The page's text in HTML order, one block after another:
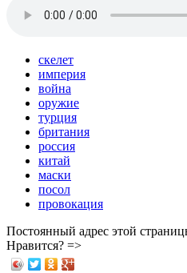
скелет
империя
война
оружие
турция
британия
россия
китай
маски
посол
провокация
Постоянный адрес этой
Нравится? =>